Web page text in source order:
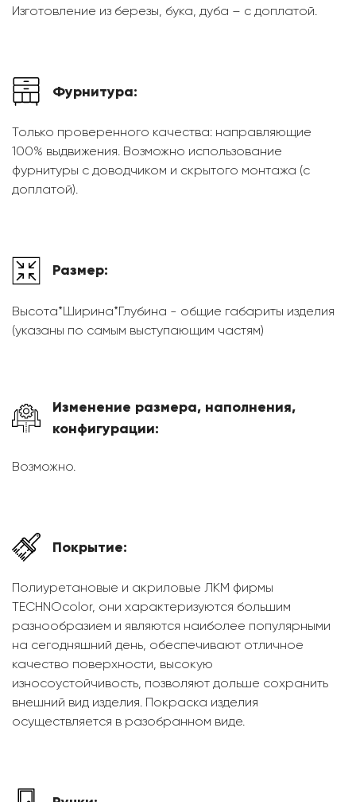
Изготовление из березы, бука, дуба – с доплатой.
Фурнитура:
Только проверенного качества: направляющие
100% выдвижения. Возможно использование
фурнитуры с доводчиком и скрытого монтажа (с
доплатой).
Размер:
Высота*Ширина*Глубина - общие габариты изделия
(указаны по самым выступающим частям)
Изменение размера, наполнения,
конфигурации:
Возможно.
Покрытие:
Полиуретановые и акриловые ЛКМ фирмы
TECHNOcolor, они характеризуются большим
разнообразием и являются наиболее популярными
на сегодняшний день, обеспечивают отличное
качество поверхности, высокую
износоустойчивость, позволяют дольше сохранить
внешний вид изделия. Покраска изделия
осуществляется в разобранном виде.